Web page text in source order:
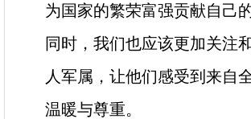
为国家的繁荣富强贡献自己
同时，我们也应该更加关注
人军属，让他们感受到来自
温暖与尊重。